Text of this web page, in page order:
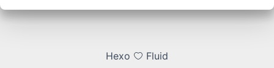
Hexo Fluid